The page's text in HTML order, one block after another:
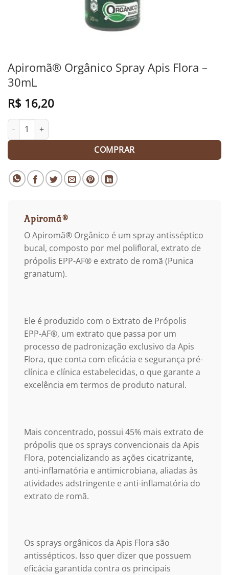
Apiromã® Orgânico Spray Apis Flora –
30mL
R$ 16,20
Apiromã® Orgânico Spray Apis Flora - 30mL quantidade
COMPRAR
Apiromã®
O Apiromã® Orgânico é um spray antisséptico
bucal, composto por mel polifloral, extrato de
própolis EPP-AF® e extrato de romã (Punica
granatum).
Ele é produzido com o Extrato de Própolis
EPP-AF®, um extrato que passa por um
processo de padronização exclusivo da Apis
Flora, que conta com eficácia e segurança pré-
clínica e clínica estabelecidas, o que garante a
excelência em termos de produto natural.
Mais concentrado, possui 45% mais extrato de
própolis que os sprays convencionais da Apis
Flora, potencializando as ações cicatrizante,
anti-inflamatória e antimicrobiana, aliadas às
atividades adstringente e anti-inflamatória do
extrato de romã.
Os sprays orgânicos da Apis Flora são
antissépticos. Isso quer dizer que possuem
eficácia garantida contra os principais